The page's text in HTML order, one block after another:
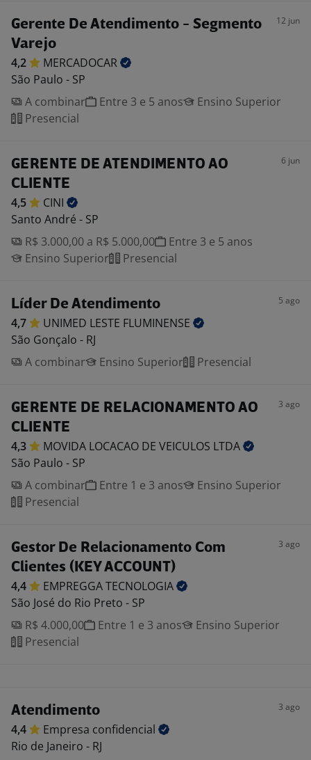
Gerente De Atendimento - Segmento
Varejo
12 jun
4,2
MERCADOCAR
São Paulo - SP
A combinar
Entre 3 e 5 anos
Ensino Superior
Presencial
GERENTE DE ATENDIMENTO AO
CLIENTE
6 jun
4,5
CINI
Santo André - SP
R$ 3.000,00 a R$ 5.000,00
Entre 3 e 5 anos
Ensino Superior
Presencial
Líder De Atendimento 5 ago
4,7 UNIMED LESTE FLUMINENSE
São Gonçalo - RJ
A combinar
Ensino Superior Presencial
GERENTE DE RELACIONAMENTO AO
CLIENTE
3 ago
4,3 MOVIDA LOCACAO DE VEICULOS LTDA
São Paulo - SP
A combinar
Entre 1 e 3 anos
Ensino Superior
Presencial
Gestor De Relacionamento Com
Clientes (KEY ACCOUNT)
3 ago
4,4 EMPREGGATECNOLOGIA
São José do Rio Preto - SP
R$ 4.000,00
Entre 1 e 3 anos
Ensino Superior
Presencial
Atendimento 3 ago
4,4 Empresa confidencial
Rio de Janeiro - RJ